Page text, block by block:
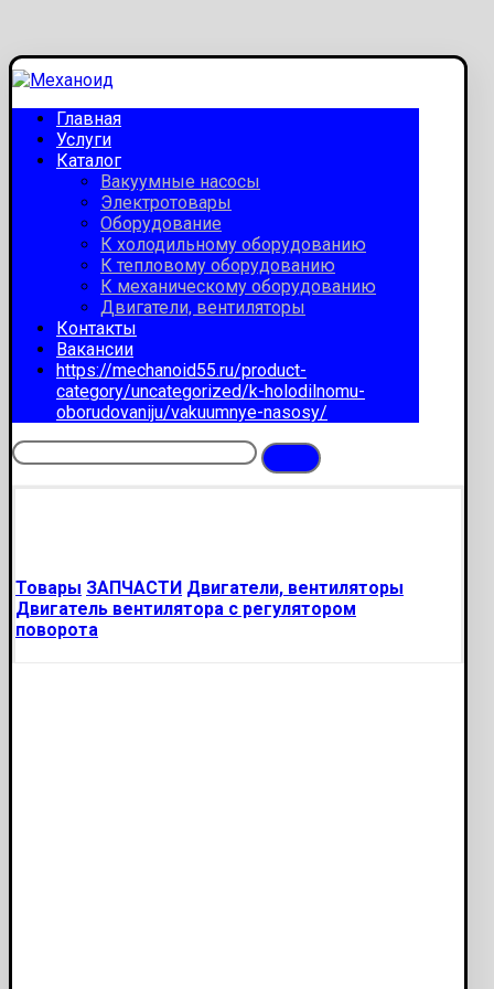
Главная
Услуги
Каталог
Вакуумные насосы
Электротовары
Оборудование
К холодильному оборудованию
К тепловому оборудованию
К механическому оборудованию
Двигатели, вентиляторы
Контакты
Вакансии
https://mechanoid55.ru/product-
category/uncategorized/k-holodilnomu-
oborudovaniju/vakuumnye-nasosy/
Товары ЗАПЧАСТИ Двигатели, вентиляторы
Двигатель вентилятора с регулятором
поворота